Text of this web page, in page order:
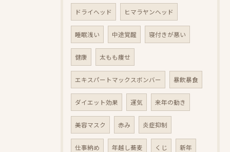
ドライヘッド ヒマラヤンヘッド
睡眠浅い 中途覚醒 寝付きが悪い
健康 太もも痩せ
エキスパートマックスボンバー 暴飲暴食
ダイエット効果 運気 来年の動き
美容マスク 赤み 炎症抑制
仕事納め 年越し蕎麦 くじ 新年